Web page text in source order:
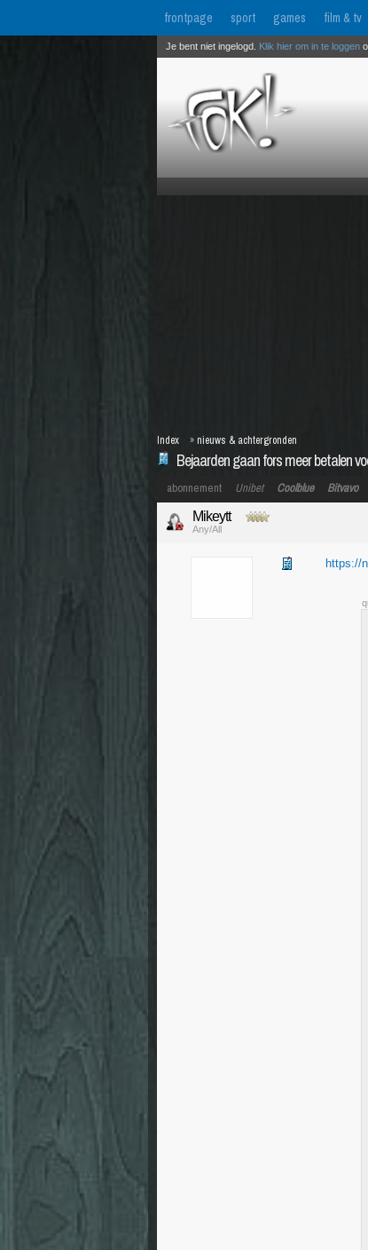
frontpage sport games film & tv
Je bent niet ingelogd. Klik hier om in te loggen
Bejaarden gaan fors meer betalen
Index » nieuws & achtergronden
abonnement Unibet Coolblue Bitvavo
Mikeytt
Any/All
https://